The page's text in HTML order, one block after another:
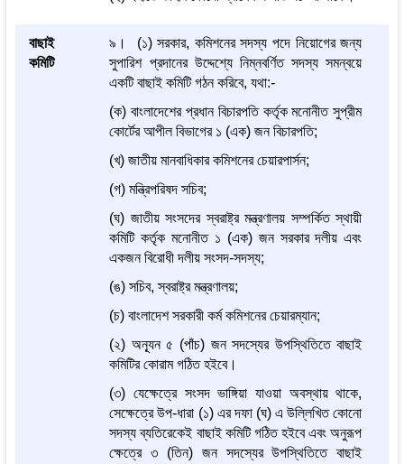
বাছাই
কমিটি
৯। (১) সরকার, কমিশনের সদস্য পদে নিয়োগের জন্য
সুপারিশ প্রদানের উদ্দেশ্যে নিম্নবর্ণিত সদস্য সমন্বয়ে
একটি বাছাই কমিটি গঠন করিবে, যথা:-
(ক) বাংলাদেশের প্রধান বিচারপতি কর্তৃক মনোনীত সুপ্রীম
কোর্টের আপীল বিভাগের ১ (এক) জন বিচারপতি;
(খ) জাতীয় মানবাধিকার কমিশনের চেয়ারপার্সন;
(গ) মন্ত্রিপরিষদ সচিব;
(ঘ) জাতীয় সংসদের স্বরাষ্ট্র মন্ত্রণালয় সম্পর্কিত স্থায়ী
কমিটি কর্তৃক মনোনীত ১ (এক) জন সরকার দলীয় এবং
একজন বিরোধী দলীয় সংসদ-সদস্য;
(ঙ) সচিব, স্বরাষ্ট্র মন্ত্রণালয়;
(চ) বাংলাদেশ সরকারী কর্ম কমিশনের চেয়ারম্যান;
(২) অন্যূন ৫ (পাঁচ) জন সদস্যের উপস্থিতিতে বাছাই
কমিটির কোরাম গঠিত হইবে।
(৩) যেক্ষেত্রে সংসদ ভাঙ্গিয়া যাওয়া অবস্থায় থাকে,
সেক্ষেত্রে উপ-ধারা (১) এর দফা (ঘ) এ উল্লিখিত কোনো
সদস্য ব্যতিরেকেই বাছাই কমিটি গঠিত হইবে এবং অনুরূপ
ক্ষেত্রে ৩ (তিন) জন সদস্যের উপস্থিতিতে বাছাই